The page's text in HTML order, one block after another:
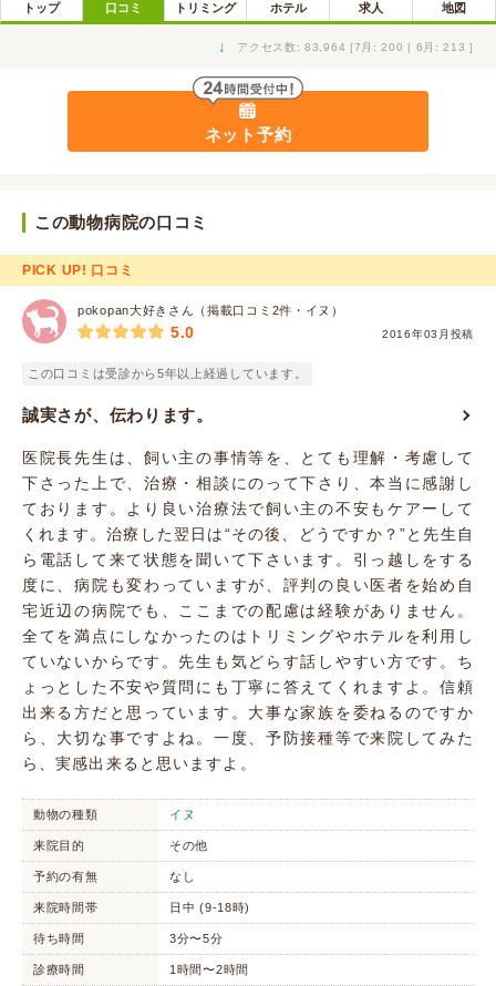
トップ 口コミ トリミング ホテル 求人 地図
↓ アクセス数: 83,964 [7月: 200 | 6月: 213 ]
ネット予約
この動物病院の口コミ
PICK UP! 口コミ
pokopan大好きさん（掲載口コミ2件・イヌ）
2016年03月投稿
5.0
この口コミは受診から5年以上経過しています。
誠実さが、伝わります。
医院長先生は、飼い主の事情等を、とても理解・考慮して
下さった上で、治療・相談にのって下さり、本当に感謝し
ております。より良い治療法で飼い主の不安もケアーして
くれます。治療した翌日は“その後、どうですか？”と先生自
ら電話して来て状態を聞いて下さいます。引っ越しをする
度に、病院も変わっていますが、評判の良い医者を始め自
宅近辺の病院でも、ここまでの配慮は経験がありません。
全てを満点にしなかったのはトリミングやホテルを利用し
ていないからです。先生も気どらす話しやすい方です。ち
ょっとした不安や質問にも丁寧に答えてくれますよ。信頼
出来る方だと思っています。大事な家族を委ねるのですか
ら、大切な事ですよね。一度、予防接種等で来院してみた
ら、実感出来ると思いますよ。
動物の種類 イヌ
来院目的 その他
予約の有無 なし
来院時間帯 日中 (9-18時)
待ち時間 3分〜5分
診療時間 1時間〜2時間